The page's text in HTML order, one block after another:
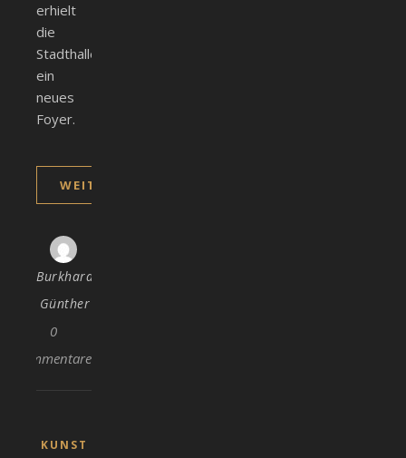
erhielt
die
Stadthalle
ein
neues
Foyer.
WEITERLESEN
Burkhard
Günther
0
Kommentare
KUNST